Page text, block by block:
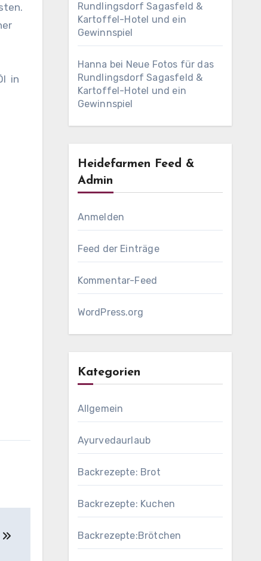
in
Rundlingsdorf Sagasfeld &
Kartoffel-Hotel und ein
Gewinnspiel
Hanna bei Neue Fotos für das
Rundlingsdorf Sagasfeld &
Kartoffel-Hotel und ein
Gewinnspiel
Heidefarmen Feed &
Admin
Anmelden
Feed der Einträge
Kommentar-Feed
WordPress.org
Kategorien
Allgemein
Ayurvedaurlaub
Backrezepte: Brot
Backrezepte: Kuchen
Backrezepte:Brötchen